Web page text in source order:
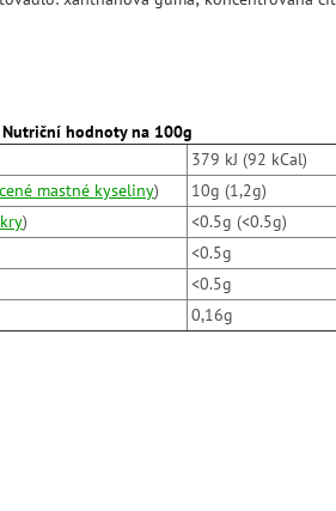
Nutriční hodnoty na 100g
379 kJ (92 kCal)
mastné kyseliny)
10g (1,2g)
)
<0.5g (<0.5g)
<0.5g
<0.5g
0,16g